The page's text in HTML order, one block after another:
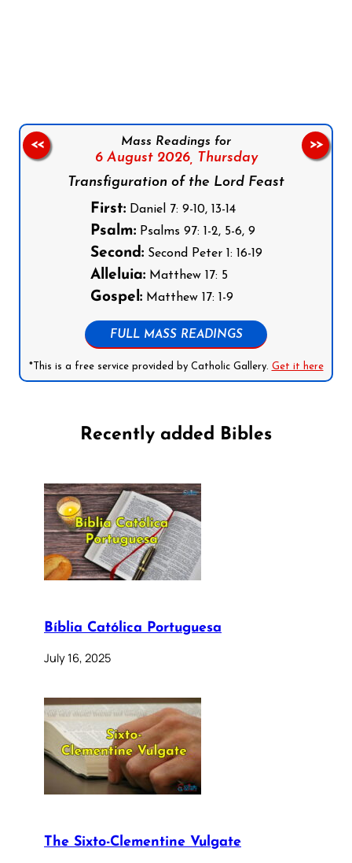
Mass Readings for
6 August 2026, Thursday
Transfiguration of the Lord Feast
First:Daniel 7: 9-10, 13-14
Psalm:Psalms 97: 1-2, 5-6, 9
Second:Second Peter 1: 16-19
Alleluia:Matthew 17: 5
Gospel:Matthew 17: 1-9
FULL MASS READINGS
*This is a free service provided by Catholic Gallery. Get it here
<< >>
Recently added Bibles
Bíblia Católica Portuguesa
July 16, 2025
The Sixto-Clementine Vulgate